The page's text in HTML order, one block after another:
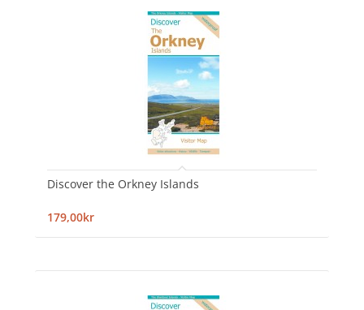
Discover the Orkney Islands
179,00kr